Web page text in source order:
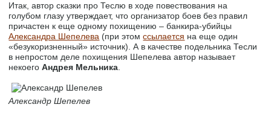
Итак, автор сказки про Теслю в ходе повествования на
голубом глазу утверждает, что организатор боев без правил
причастен к еще одному похищению – банкира-убийцы
Александра Шепелева (при этомссылается на еще один
«безукоризненный» источник). А в качестве подельника Тесли
в непростом деле похищения Шепелева автор называет
некоегоАндрея Мельника.
Александр Шепелев